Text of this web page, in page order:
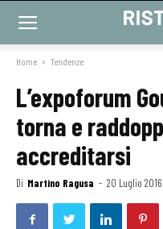
Home Tendenze
L’expoforum
torna e
accreditarsi
Di Martino Ragusa - 20 Luglio 2016